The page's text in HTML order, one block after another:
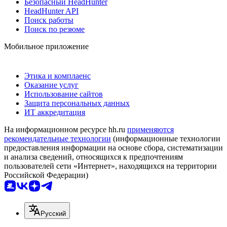
HeadHunter API
Поиск работы
Поиск по резюме
Мобильное приложение
Этика и комплаенс
Оказание услуг
Использование сайтов
Защита персональных данных
ИТ аккредитация
На информационном ресурсе hh.ru применяются
рекомендательные технологии (информационные технологии
предоставления информации на основе сбора, систематизации
и анализа сведений, относящихся к предпочтениям
пользователей сети «Интернет», находящихся на территории
Российской Федерации)
Русский